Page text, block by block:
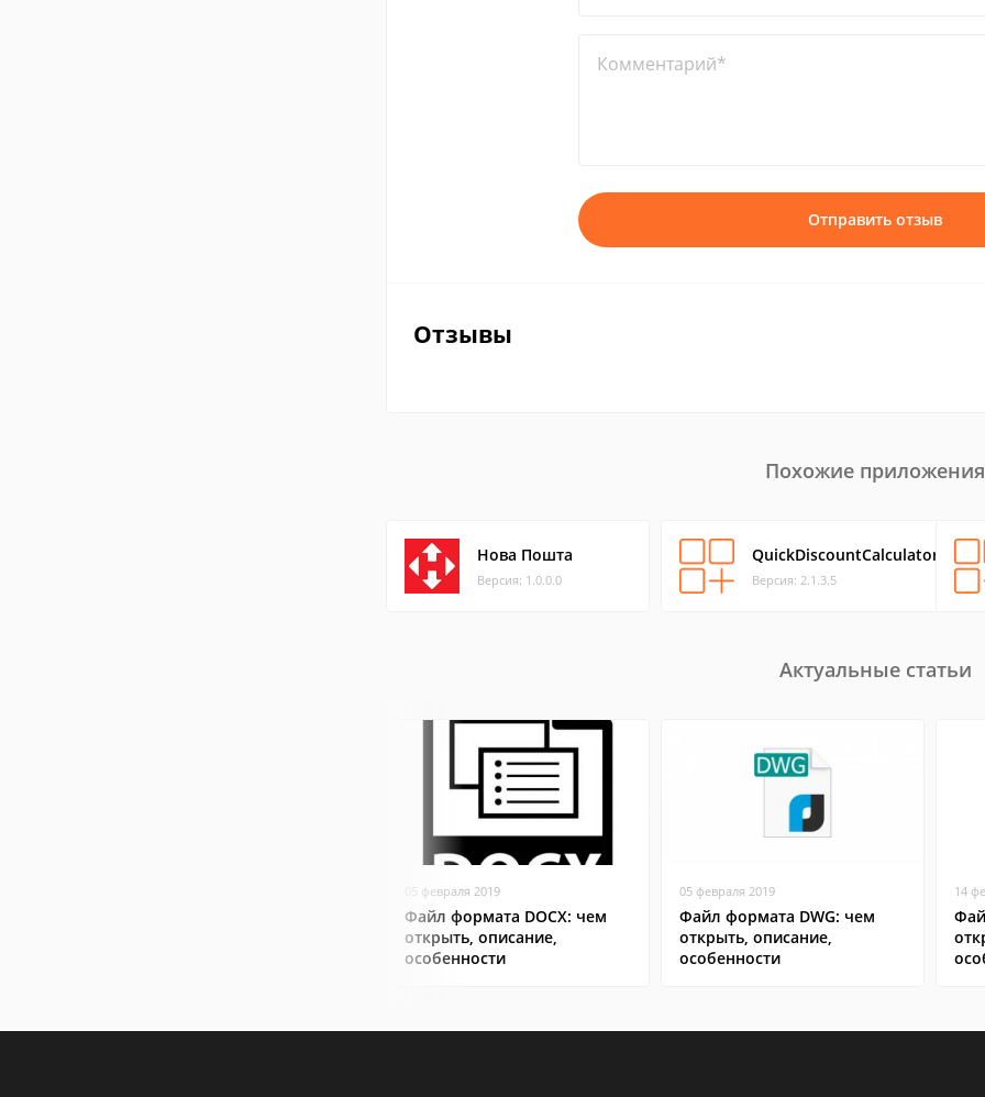
Комментарий*
Отправить отзыв
Отзывы
Похожие приложения
Нова Пошта
Версия: 1.0.0.0
QuickDiscountCalculator
Версия: 2.1.3.5
Актуальные статьи
05 февраля 2019
Файл формата DOCX: чем
открыть, описание,
особенности
05 февраля 2019
Файл формата DWG: чем
открыть, описание,
особенности
14